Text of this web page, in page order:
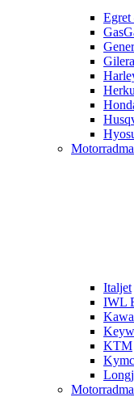
Egret
Gilera
Italjet
IWL
KTM